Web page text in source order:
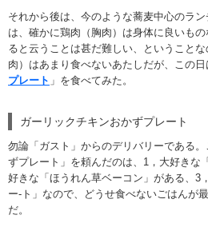
それから後は、今のような蕎麦中心のラ
は、確かに鶏肉（胸肉）は身体に良いも
ると云うことは甚だ難しい、ということ
肉）はあまり食べないあたしだが、この日
プレート 」を食べてみた。
ガーリックチキンおかずプレート
勿論「ガスト」からのデリバリーである
ずプレート」を頼んだのは、1，大好きな
好きな「ほうれん草ベーコン」がある、3
ー-ト」なので、どうせ食べないごはんが
だ。